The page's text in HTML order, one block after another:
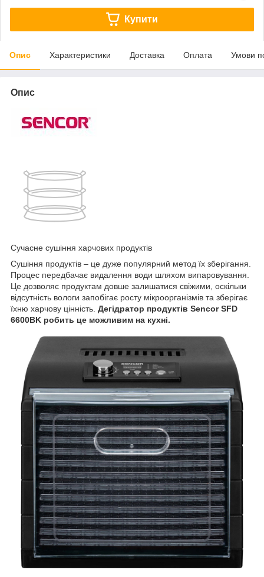
Купити
Опис Характеристики Доставка Оплата Умови
Опис
Сучасне сушіння харчових продуктів
Сушіння продуктів – це дуже популярний метод їх зберігання.
Процес передбачає видалення води шляхом випаровування.
Це дозволяє продуктам довше залишатися свіжими, оскільки
відсутність вологи запобігає росту мікроорганізмів та зберігає
їхню харчову цінність. Дегідратор продуктів Sencor SFD
6600BK робить це можливим на кухні.